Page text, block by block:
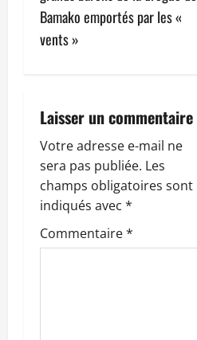
i
o
d
’
a
r
t
Bamako emportés par les «
vents »
Laisser un commentaire
Votre adresse e-mail ne
sera pas publiée. Les
champs obligatoires sont
indiqués avec *
Commentaire*